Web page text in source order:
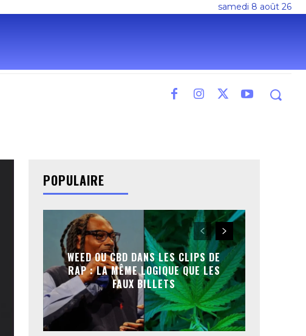
samedi 8 août 26
POPULAIRE
WEED OU CBD DANS LES CLIPS DE
RAP : LA MÊME LOGIQUE QUE LES
FAUX BILLETS